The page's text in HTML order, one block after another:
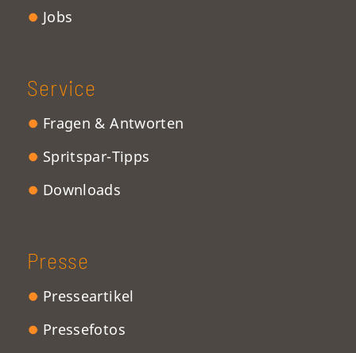
Jobs
Service
Fragen & Antworten
Spritspar-Tipps
Downloads
Presse
Presseartikel
Pressefotos